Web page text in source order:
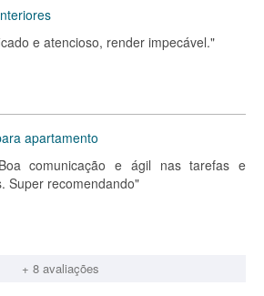
e atencioso, render impecável."
apartamento
comunicação e ágil nas tarefas e
Super recomendando"
+ 8 avaliações